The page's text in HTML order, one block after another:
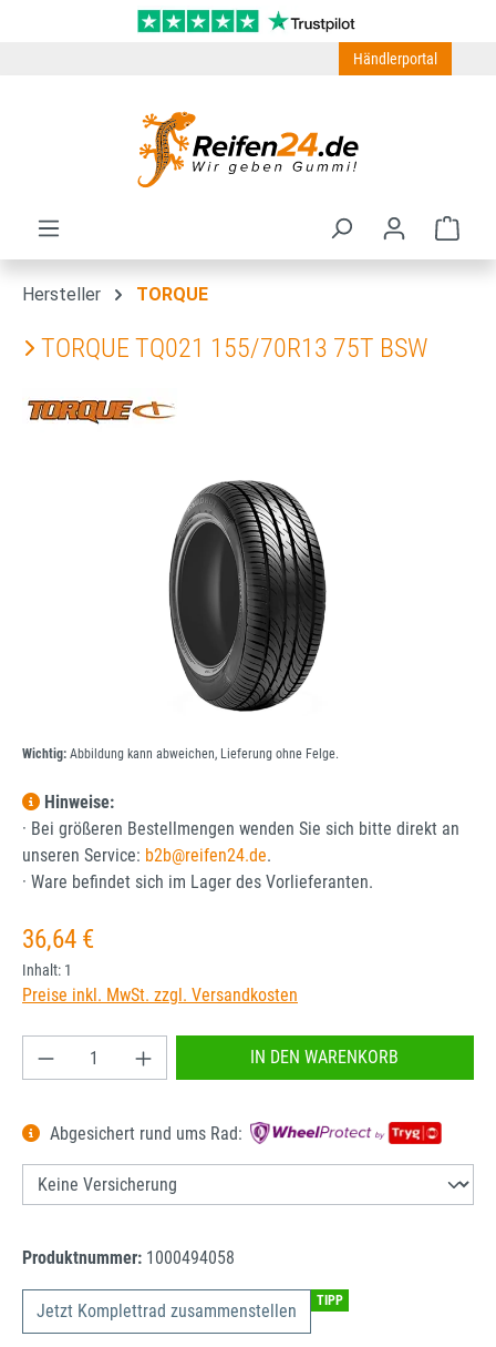
Zum Hauptinhalt springen
Händlerportal
Hersteller TORQUE
TORQUE TQ021 155/70R13 75T BSW
Bildergalerie überspringen
Wichtig: Abbildung kann abweichen, Lieferung ohne Felge.
Hinweise:
· Bei größeren Bestellmengen wenden Sie sich bitte direkt an
unseren Service: b2b@reifen24.de.
· Ware befindet sich im Lager des Vorlieferanten.
Regulärer Preis:
36,64 €
Inhalt: 1
Preise inkl. MwSt. zzgl. Versandkosten
Produkt Anzahl: Gib den gewünschten Wert
IN DEN WARENKORB
Abgesichert rund ums Rad:
Produktnummer: 1000494058
Jetzt Komplettrad zusammenstellen TIPP